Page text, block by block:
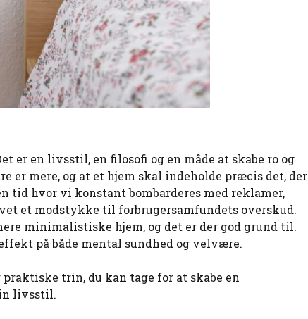
en livsstil, en filosofi og en måde at skabe ro og
er mere, og at et hjem skal indeholde præcis det, der
tid hvor vi konstant bombarderes med reklamer,
et modstykke til forbrugersamfundets overskud.
minimalistiske hjem, og det er der god grund til.
på både mental sundhed og velvære.
trin, du kan tage for at skabe en
livsstil.